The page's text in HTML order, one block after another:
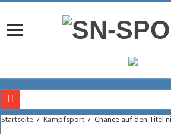
Doppelte US-Power im Angriff des SSC
Startseite / Kampfsport / Chance auf den Titel